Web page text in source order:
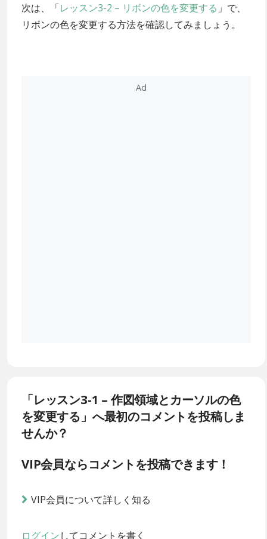
次は、「レッスン3-2 – リボンの色を変更する 」で、
リボンの色を変更する方法を確認してみましょう。
「レッスン3-1 – 作図領域とカーソルの色
を変更する」へ最初のコメントを投稿しま
せんか？
VIP会員ならコメントを投稿できます！
VIP会員について詳しく知る
ログインしてコメントを書く